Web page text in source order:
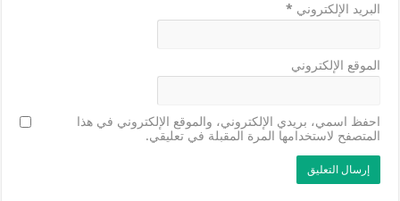
البريد الإلكتروني *
الموقع الإلكتروني
احفظ اسمي، بريدي الإلكتروني، والموقع الإلكتروني في هذا
المتصفح لاستخدامها المرة المقبلة في تعليقي.